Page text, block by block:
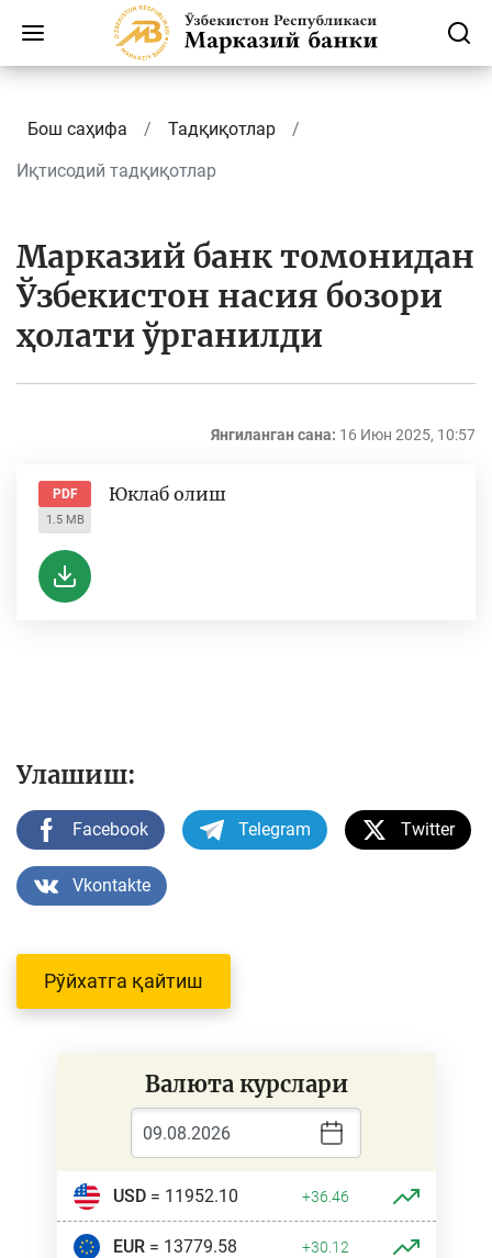
Бош саҳифа
Тадқиқотлар
Иқтисодий тадқиқотлар
Марказий банк томонидан
Ўзбекистон насия бозори
ҳолати ўрганилди
Янгиланган сана: 16 Июн 2025, 10:57
PDF
1.5 MB
Юклаб олиш
Улашиш:
Facebook Telegram Twitter
Vkontakte
Рўйхатга қайтиш
Валюта курслари
USD= 11952.10 +36.46
EUR= 13779.58 +30.12